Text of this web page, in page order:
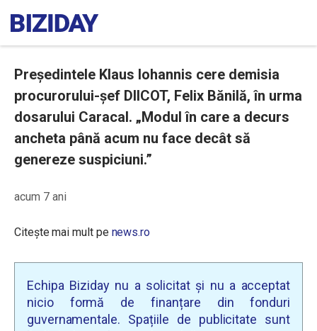
Președintele Klaus Iohannis cere demisia
procurorului-șef DIICOT, Felix Bănilă, în urma
dosarului Caracal. „Modul în care a decurs
ancheta până acum nu face decât să
genereze suspiciuni.”
acum 7 ani
Citește mai mult pe news.ro
Echipa Biziday nu a solicitat și nu a acceptat
nicio formă de finanțare din fonduri
guvernamentale. Spațiile de publicitate sunt